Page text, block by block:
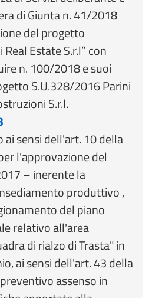
di Giunta n. 41/2018
del progetto
Estate S.r.l” con
n. 100/2018 e suoi
S.U.328/2016 Parini
S.r.l.
sensi dell'art. 10 della
l'approvazione del
– inerente la
produttivo ,
del piano
relativo all'area
di rialzo di Trasta" in
ai sensi dell'art. 43 della
assenso in